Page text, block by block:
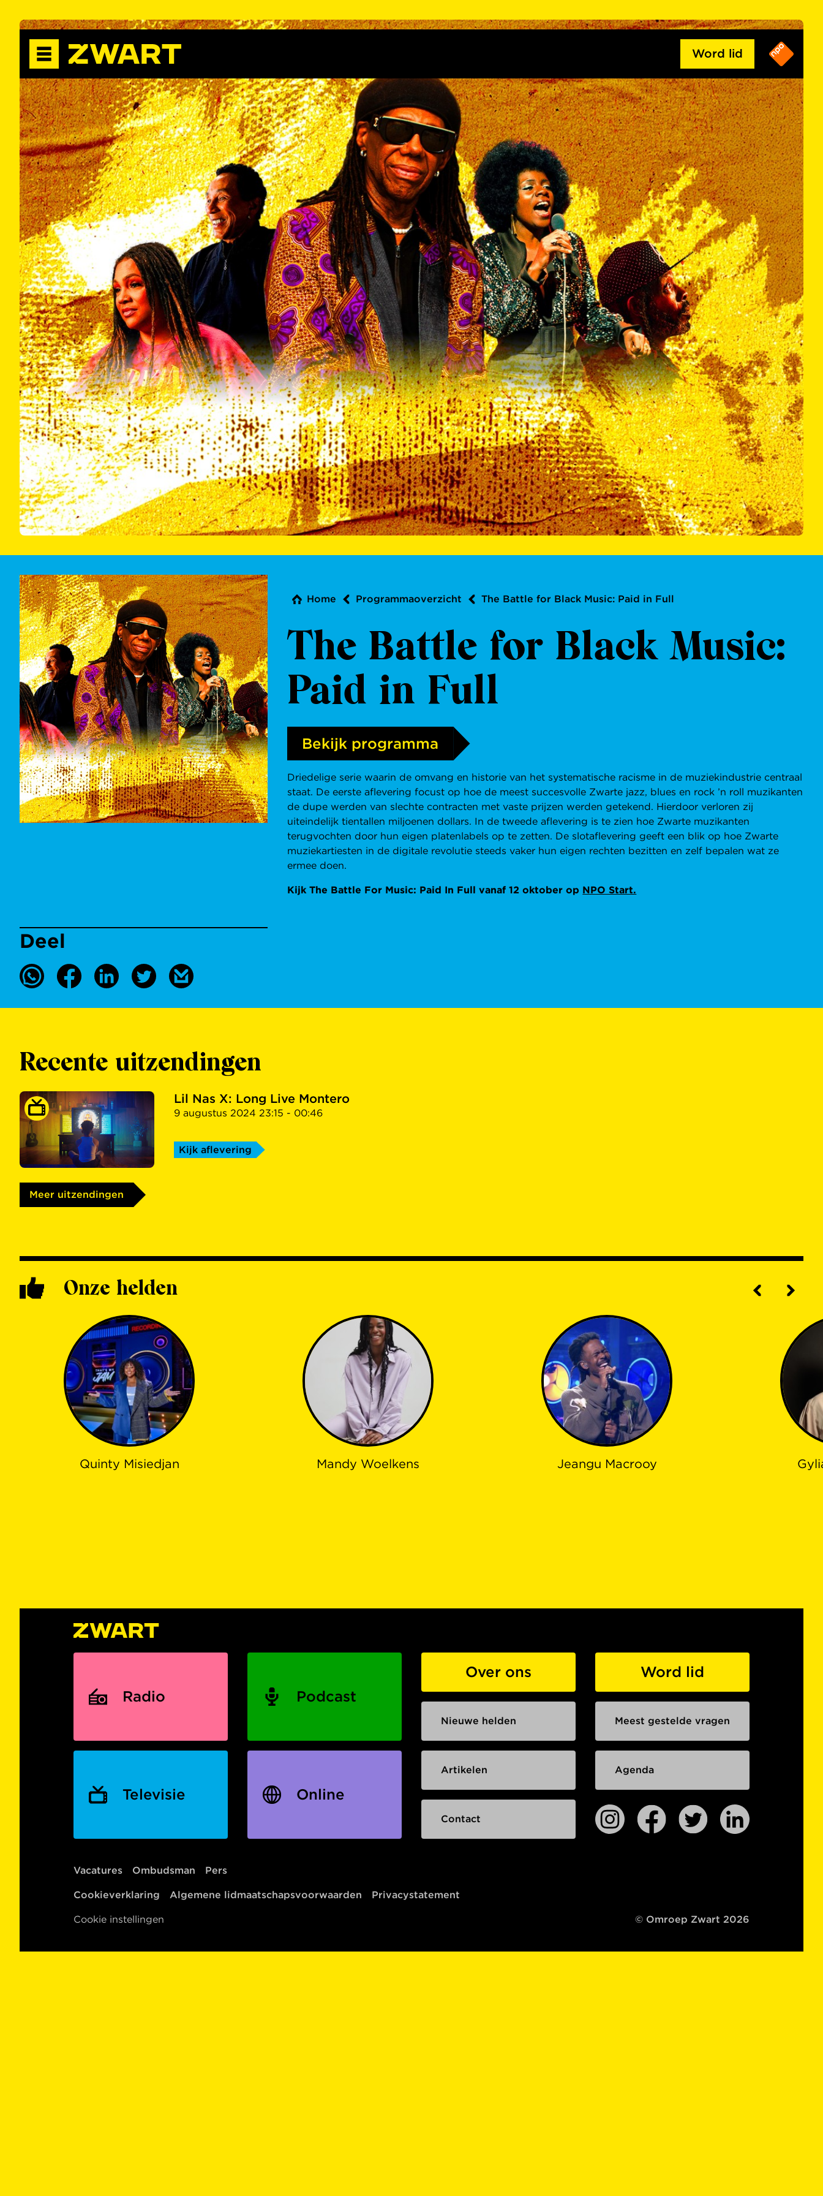
Word lid
Home Programmaoverzicht The Battle for Black Music: Paid in Full
The Battle for Black Music:
Paid in Full
Bekijk programma
Driedelige serie waarin de omvang en historie van het systematische racisme in de muziekindustrie centraal
staat. De eerste aflevering focust op hoe de meest succesvolle Zwarte jazz, blues en rock ’n roll muzikanten
de dupe werden van slechte contracten met vaste prijzen werden getekend. Hierdoor verloren zij
uiteindelijk tientallen miljoenen dollars. In de tweede aflevering is te zien hoe Zwarte muzikanten
terugvochten door hun eigen platenlabels op te zetten. De slotaflevering geeft een blik op hoe Zwarte
muziekartiesten in de digitale revolutie steeds vaker hun eigen rechten bezitten en zelf bepalen wat ze
ermee doen.
Kijk The Battle For Music: Paid In Full vanaf 12 oktober op NPO Start.
Deel
Recente uitzendingen
Lil Nas X: Long Live Montero
9 augustus 2024 23:15 - 00:46
Kijk aflevering
Meer uitzendingen
Onze helden
Quinty Misiedjan Mandy Woelkens Jeangu Macrooy
Radio Podcast
Televisie Online
Over ons Word lid
Nieuwe helden Meest gestelde vragen
Artikelen Agenda
Contact
Vacatures Ombudsman Pers
Cookieverklaring Algemene lidmaatschapsvoorwaarden Privacystatement
Cookie instellingen © Omroep Zwart 2026